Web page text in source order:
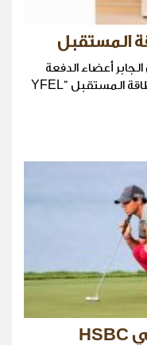
المستقبل
أعضاء الدفعة
الخامسة من برنامج القادة الشباب لطاقة المستقبل "YFEL
اقتراب موعد بطولة أبو ظبي HSBC